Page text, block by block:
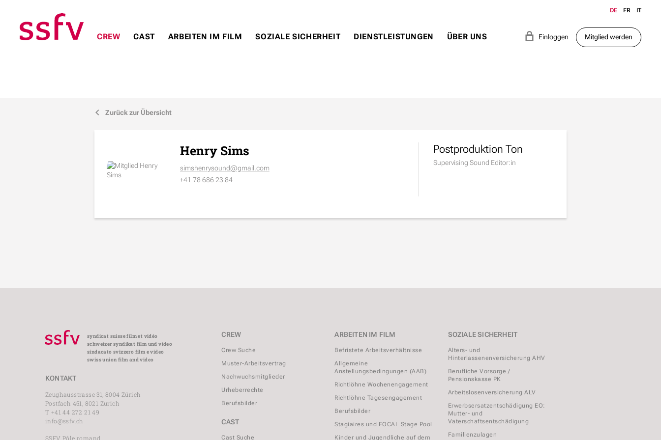
CREW CAST ARBEITEN IM FILM SOZIALE SICHERHEIT DIENSTLEISTUNGEN ÜBER UNS
DE FR IT
e Einloggen Mitglied werden
j Zurück zur Übersicht
Henry Sims
simshenrysound@gmail.com
+41 78 686 23 84
Postproduktion Ton
Supervising Sound Editor:in
syndicat suisse film et vidéo
schweizer syndikat film und video
sindacato svizzero film e video
swiss union film and video
KONTAKT
Zeughausstrasse 31, 8004 Zürich
Postfach 451, 8021 Zürich
T +41 44 272 21 49
info@ssfv.ch
SSFV Pôle romand
CREW
Crew Suche
Muster-Arbeitsvertrag
Nachwuchsmitglieder
Urheberrechte
Berufsbilder
CAST
Cast Suche
ARBEITEN IM FILM
Befristete Arbeitsverhältnisse
Allgemeine
Anstellungsbedingungen (AAB)
Richtlöhne Wochenengagement
Richtlöhne Tagesengagement
Berufsbilder
Stagiaires und FOCAL Stage Pool
Kinder und Jugendliche auf dem
SOZIALE SICHERHEIT
Alters- und
Hinterlassenenversicherung AHV
Berufliche Vorsorge /
Pensionskasse PK
Arbeitslosenversicherung ALV
Erwerbsersatzentschädigung EO:
Mutter- und
Vaterschaftsentschädigung
Familienzulagen